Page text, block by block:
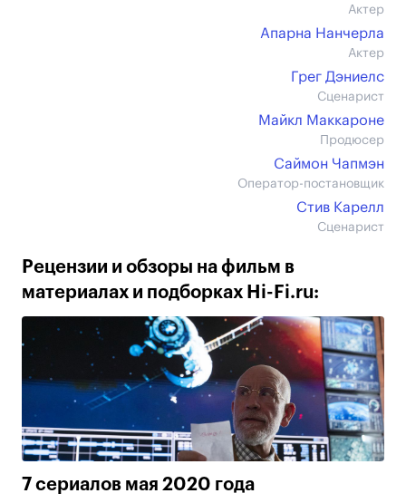
Актер
Апарна Нанчерла
Актер
Грег Дэниелс
Сценарист
Майкл Маккароне
Продюсер
Саймон Чапмэн
Оператор-постановщик
Стив Карелл
Сценарист
Рецензии и обзоры на фильм в
материалах и подборках Hi-Fi.ru:
7 сериалов мая 2020 года